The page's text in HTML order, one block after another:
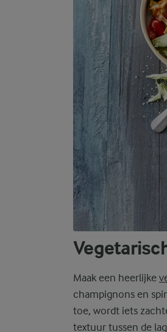
Maak een heerlijke
champignons en
toe, wordt iets
textuur tussen de